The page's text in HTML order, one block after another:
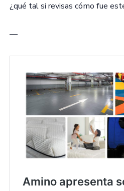
¿qué tal si revisas cómo fue
—